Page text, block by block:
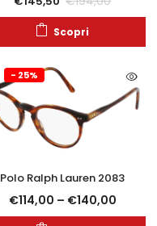
Scopri
- 25%
Polo Ralph Lauren 2083
€114,00 – €140,00